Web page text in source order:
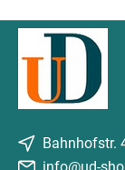
Bahnhofstr.